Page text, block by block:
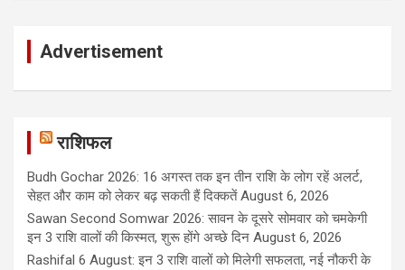
Advertisement
राशिफल
Budh Gochar 2026: 16 अगस्त तक इन तीन राशि के लोग रहें अलर्ट,
सेहत और काम को लेकर बढ़ सकती हैं दिक्कतें August 6, 2026
Sawan Second Somwar 2026: सावन के दूसरे सोमवार को चमकेगी
इन 3 राशि वालों की किस्मत, शुरू होंगे अच्छे दिन August 6, 2026
Rashifal 6 August: इन 3 राशि वालों को मिलेगी सफलता, नई नौकरी के